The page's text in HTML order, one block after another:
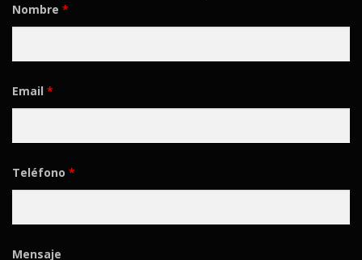
Nombre *
Email *
Teléfono *
Mensaje